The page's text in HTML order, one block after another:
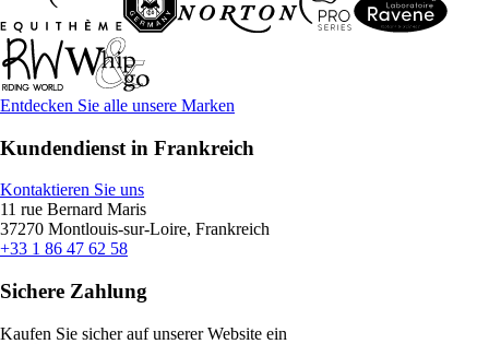
Entdecken Sie alle unsere Marken
Kundendienst in Frankreich
Kontaktieren Sie uns
11 rue Bernard Maris
37270 Montlouis-sur-Loire, Frankreich
+33 1 86 47 62 58
Sichere Zahlung
Kaufen Sie sicher auf unserer Website ein